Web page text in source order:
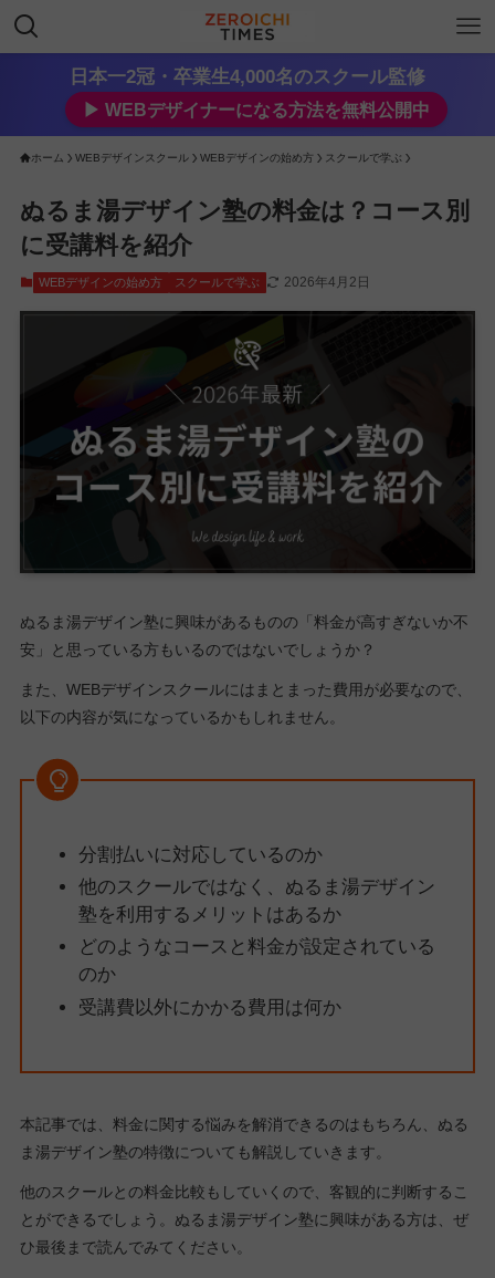
日本一2冠・卒業生4,000名のスクール監修
▶︎ WEBデザイナーになる方法を無料公開中
ホーム WEBデザインスクール WEBデザインの始め方 スクールで学ぶ
ぬるま湯デザイン塾の料金は？コース別
に受講料を紹介
WEBデザインの始め方 スクールで学ぶ 2026年4月2日
ぬるま湯デザイン塾に興味があるものの「料金が高すぎないか不
安」と思っている方もいるのではないでしょうか？
また、WEBデザインスクールにはまとまった費用が必要なので、
以下の内容が気になっているかもしれません。
分割払いに対応しているのか
他のスクールではなく、ぬるま湯デザイン
塾を利用するメリットはあるか
どのようなコースと料金が設定されている
のか
受講費以外にかかる費用は何か
本記事では、料金に関する悩みを解消できるのはもちろん、ぬる
ま湯デザイン塾の特徴についても解説していきます。
他のスクールとの料金比較もしていくので、客観的に判断するこ
とができるでしょう。ぬるま湯デザイン塾に興味がある方は、ぜ
ひ最後まで読んでみてください。